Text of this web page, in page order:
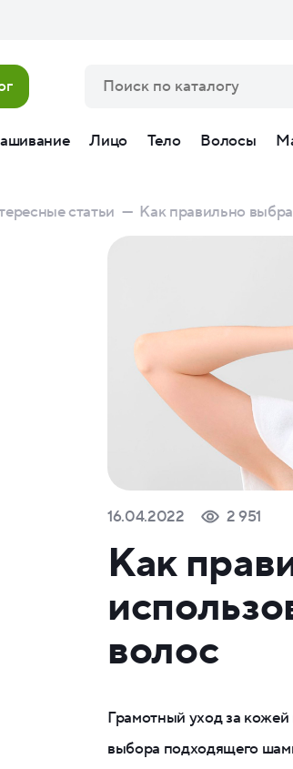
Лицо Тело Волосы
статьи — Как правильно
16.04.2022 2 951
Как
волос
Грамотный уход за кожей
выбора подходящего